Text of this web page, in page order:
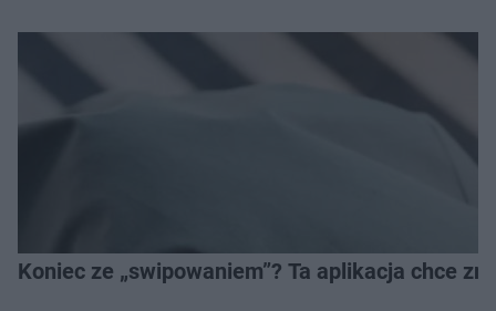
Koniec ze „swipowaniem”? Ta aplikacja chce